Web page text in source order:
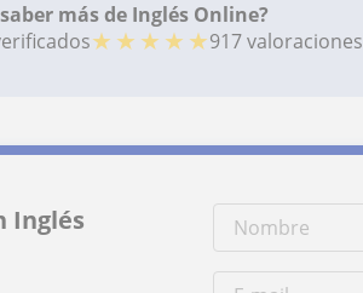
más de Inglés Online?
★ ★ ★ ★ ★917 valoraciones
Inglés